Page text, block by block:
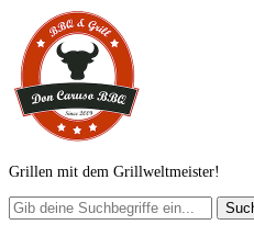
Grillen mit dem Grillweltmeister!